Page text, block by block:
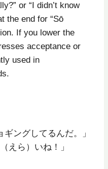
or “I didn’t know
the end for “Sō
If you lower the
acceptance or
used in
ングしてるんだ。」
えら）いね！」